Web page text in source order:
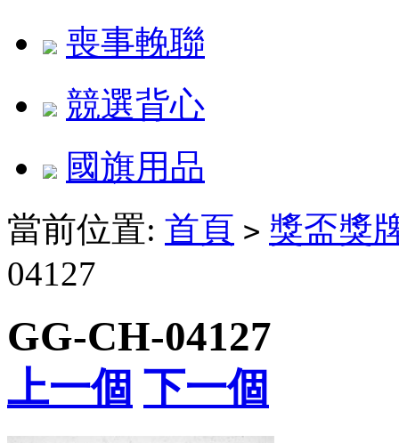
喪事輓聯
競選背心
國旗用品
當前位置: 首頁 > 獎盃獎
04127
GG-CH-04127
上一個 下一個